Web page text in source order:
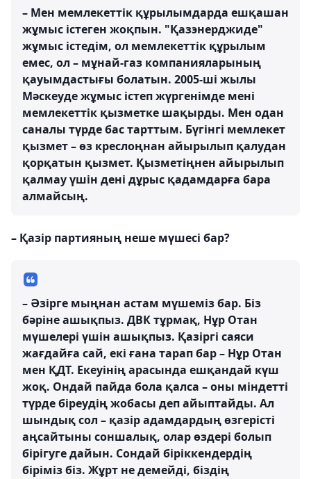
– Мен мемлекеттік құрылымдарда ешқашан
жұмыс істеген жоқпын. "Қазэнерджиде"
жұмыс істедім, ол мемлекеттік құрылым
емес, ол – мұнай-газ компанияларының
қауымдастығы болатын. 2005-ші жылы
Мәскеуде жұмыс істеп жүргенімде мені
мемлекеттік қызметке шақырды. Мен одан
саналы түрде бас тарттым. Бүгінгі мемлекет
қызмет – өз креслоңнан айырылып қалудан
қорқатын қызмет. Қызметіңнен айырылып
қалмау үшін дені дұрыс қадамдарға бара
алмайсың.
– Қазір партияның неше мүшесі бар?
– Әзірге мыңнан астам мүшеміз бар. Біз
бәріне ашықпыз. ДВК тұрмақ, Нұр Отан
мүшелері үшін ашықпыз. Қазіргі саяси
жағдайға сай, екі ғана тарап бар – Нұр Отан
мен ҚДТ. Екеуінің арасында ешқандай күш
жоқ. Ондай пайда бола қалса – оны міндетті
түрде біреудің жобасы деп айыптайды. Ал
шындық сол – қазір адамдардың өзгерісті
аңсайтыны соншалық, олар өздері болып
бірігуге дайын. Сондай біріккендердің
біріміз біз. Жұрт не демейді, біздің